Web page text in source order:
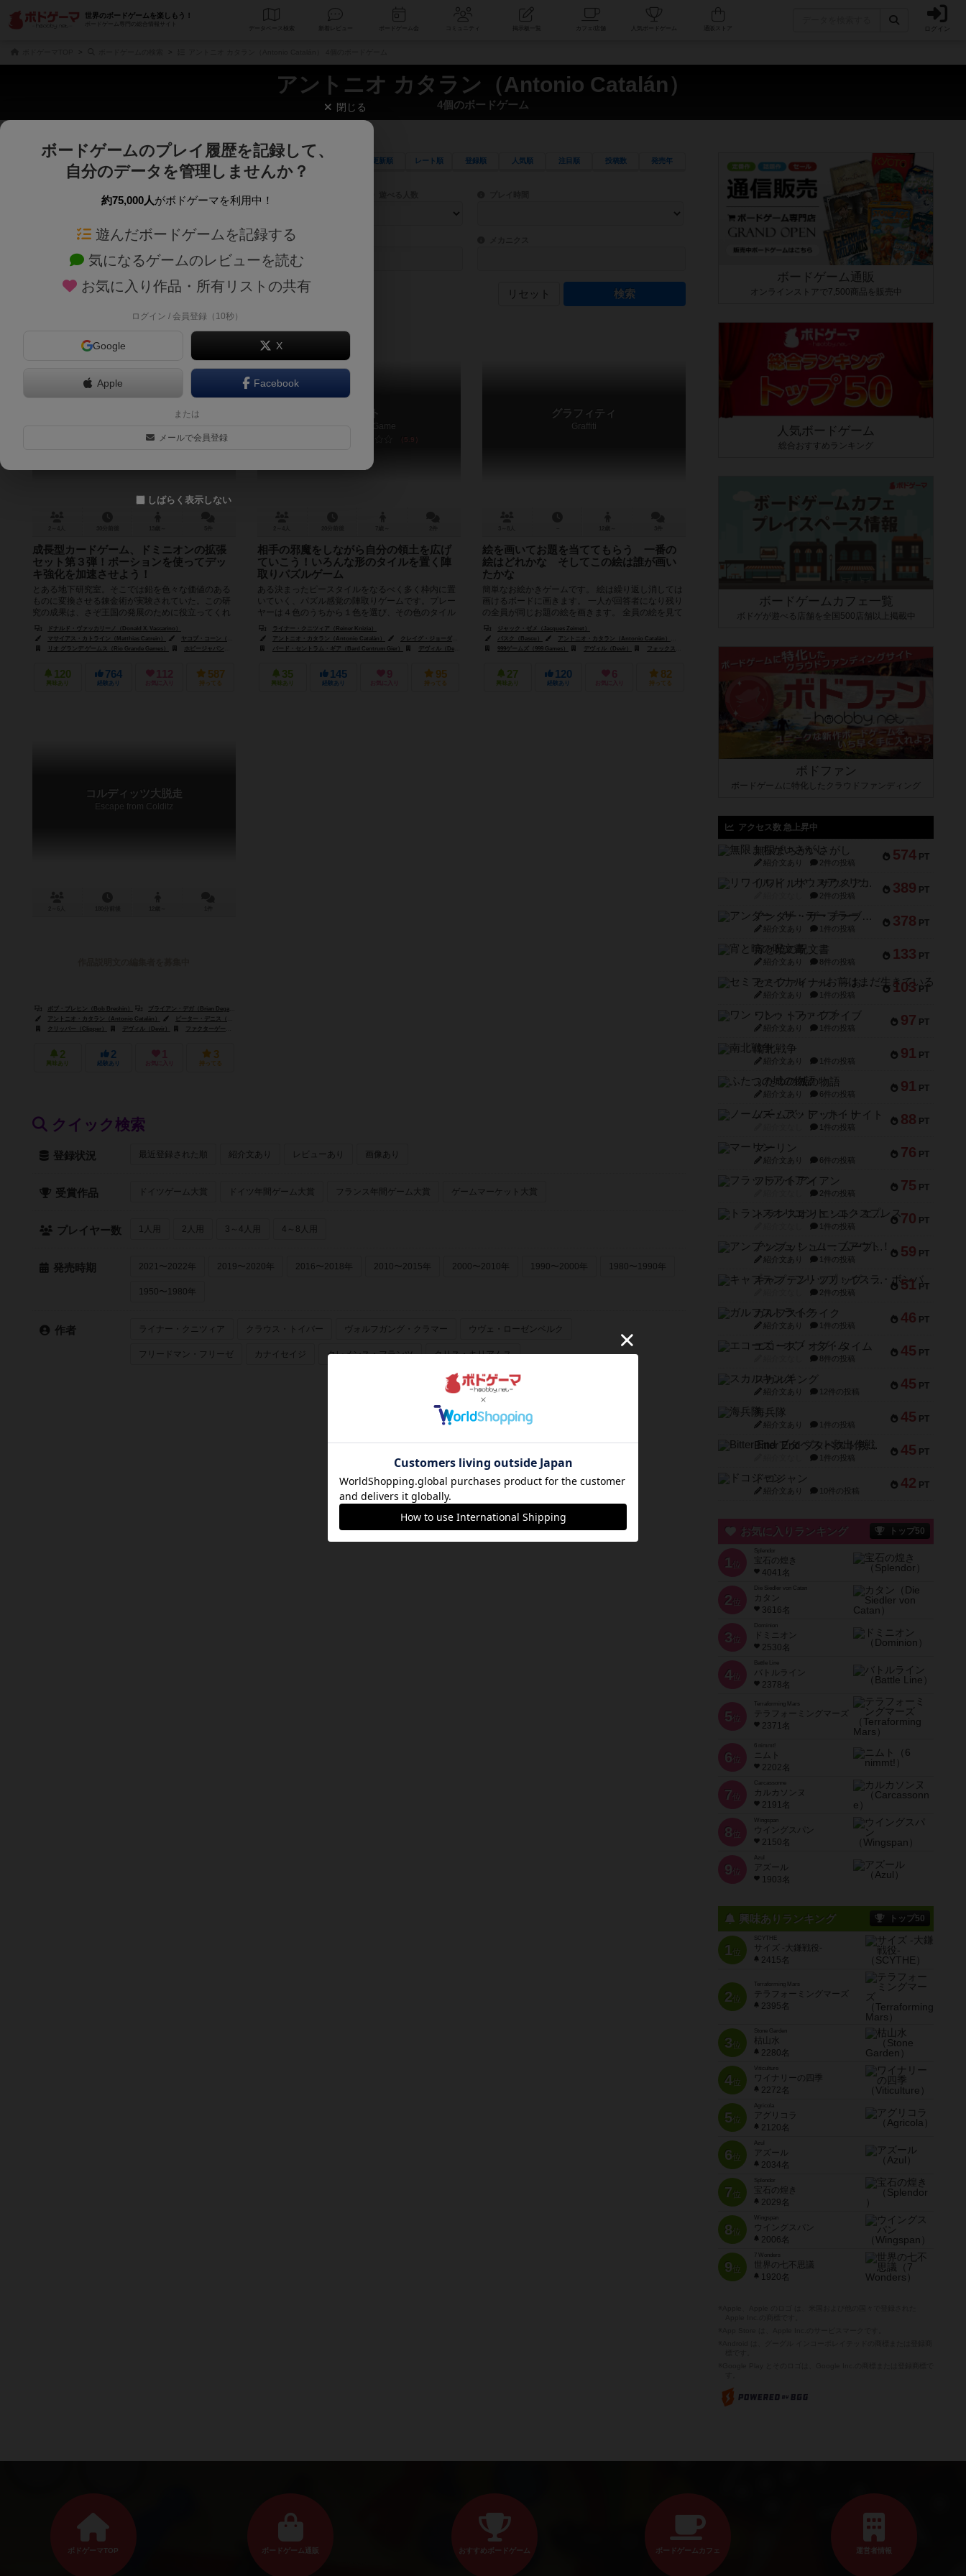
世界のボードゲームを楽しもう！
ボードゲーム専門の総合情報サイト
データベース コミュニティ 人気ボードゲーム ログイン
アントニオ カタラン（Antonio Catalán）
4個のボードゲーム
じっくり表示 更新順 レート順 登録順 人気順 注目順 投稿数 発売年
商品名、商品説明文、デザイナー名、テーマ名、メカニクス名を対象にフリーワード検索ができます。
ゲームデザイナー名を指定して検索できます。
ゲームデザイナー 目安となる所要時間を指定することができます。マニュアルを読む時間や参加者へのルール説明時間は含まれていないため、初めて
対象年齢を指定します。 世界観や登場人物などモチーフ・ストーリーを指定することができます。直感的にゲームシステムを理解できるよう、中世ファンタジー・クッキング・海賊同士の対決など、ゲームコンセプトを絞
テーマ/フレーバー ゲーム性を構成するコアシステムです。主にボードゲームに慣れている方向けの絞込機能です。例えば「ダイスロール」はランダ
リセット
ドミニオン：錬金術
6.3
成長型カードゲーム、ドミニオンの拡張
セット第３弾！ポーションを使ってデッ
キ強化を加速させよう！
とある地下研究室。そこでは鉛を色々な価値のある
ものに変換させる錬金術が実験されていた。この研
究の成果は、さぞ王国の発展のために役立ってくれ
ることでしょう。 このボードゲーム...
ドナルド・ヴァッカリーノ（Donald X. Vaccarino）
マサイアス・カトライン（Matthias Catrein）
ヤコブ・コーン（Jacob Corn）
アントニオ・カタラン（Antonio Catalán）
リオ グランデ ゲームス（Rio Grande Games）
ホビージャパン（Hobby Japan）
120
興味あり
764
経験あり
112
お気に入り
587
持ってる
カリスト
Callisto: The Game
5.9
相手の邪魔をしながら自分の領土を広げ
ていこう！いろんな形のタイルを置く陣
取りパズルゲーム
ある決まったピースタイルをなるべく多く枠内に置
いていく、パズル感覚の陣取りゲームです。プレー
ヤーは４色のうちから１色を選び、その色のタイル
を全て枠内におけるように考えながら遊...
ライナー・クニツィア（Reiner Knizia）
アントニオ・カタラン（Antonio Catalán）
クレイグ・ジョーダン（Craig Jordan）
ミカエラ・キーンレ（Michaela Kienle）
バード・セントラム・ギア（Bard Centrum Gier）
デヴィル（Devir） ジョーキ ウニーティ（Giochi Uniti）
35
興味あり
145
経験あり
9
お気に入り
95
持ってる
グラフィティ
Graffiti
絵を画いてお題を当ててもらう 一番の
絵はどれかな そしてこの絵は誰が画い
たかな
簡単なお絵かきゲームです。 絵は繰り返し消しては
画けるボードに画きます。 一人が回答者になり残り
の全員が同じお題の絵を画きます。 全員の絵を見て
回答者は何の絵がを当...
ジャック・ゼメ（Jacques Zeimet）
バスク（Bascu）
アントニオ・カタラン（Antonio Catalán）
999ゲームズ（999 Games）
デヴィル（Devir） フォックスゲーム/ポーランド（Foxgames (Poland)）
27
興味あり
120
経験あり
6
お気に入り
82
持ってる
コルディッツ大脱走
Escape from Colditz
ボブ・ブレヒン（Bob Brechin）
ブライアン・デガ（Brian Degas）
アントニオ・カタラン（Antonio Catalán）
ピーター・デニス（Peter Dennis）
クリッパー（Clipper）
デヴィル（Devir） ファクターゲームズ（Factor Games）
2
興味あり
2
経験あり
1
お気に入り
3
持ってる
クイック検索
登録状況 最近登録された順 紹介文あり レビューあり 画像あり
受賞作品 ドイツゲーム大賞 ドイツ年間ゲーム大賞 フランス年間ゲーム大賞 ゲームマーケット大賞
プレイヤー数 1人用 2人用 3～4人用 4～8人用
発売時期 2021〜2022年 2019〜2020年 2016〜2018年 2010〜2015年 2000〜2010年 1990〜2000年 1980〜1990年
1950〜1980年
作者 ライナー・クニツィア クラウス・トイバー ヴォルフガング・クラマー ウヴェ・ローゼンベルク
フリードマン・フリーゼ カナイセイジ クレメンス・フランツ クリス・キリアムス
ボードゲーム通販
オンラインストアで7,500商品を販売中
人気ボードゲーム
総合おすすめランキング
ボードゲームカフェ一覧
ボドゲが遊べる店舗を全国500店舗以上掲載中
ボドファン
ボードゲームに特化したクラウドファンディング
アクセス数 急上昇中
574 PT
無限まちがいさがし
紹介文あり 2件の投稿
389 PT
リワイルド：サウスアメリカ
2件の投稿
378 PT
アンダー・ザ・テーブラー
紹介文あり 1件の投稿
133 PT
宵と暁の呪文書
紹介文あり 8件の投稿
103 PT
セミファイナル ～お前はまだ生きている～
紹介文あり 1件の投稿
97 PT
ワン・トゥ・ファイブ
紹介文あり 1件の投稿
91 PT
南北戦争
紹介文あり 1件の投稿
91 PT
ふたつの城の物語
紹介文あり 6件の投稿
88 PT
ノームズ・アット・ナイト
1件の投稿
76 PT
マーリン
紹介文あり 6件の投稿
75 PT
フラットアイアン
2件の投稿
70 PT
トランスオリエント・エクスプレス
1件の投稿
59 PT
アンブッシュ！：ムーブアウト！
紹介文あり 1件の投稿
51 PT
キャプテン・フリップ：イスラ・ボンバ
2件の投稿
46 PT
ガルフストライク
紹介文あり 1件の投稿
45 PT
エコーズ・オブ・タイム
8件の投稿
45 PT
スカルキング
紹介文あり 12件の投稿
45 PT
海兵隊
紹介文あり 1件の投稿
45 PT
Bitter End ブタペスト救出作戦
1件の投稿
42 PT
ドコジャン
紹介文あり 10件の投稿
お気に入りランキング トップ50
1 位
宝石の煌き
4041名
2 位
Die Siedler von Catan
カタン
3616名
3 位
ドミニオン
2530名
4位
Battle Line
バトルライン
2378名
5 位
Terraforming Mars
テラフォーミングマーズ
2371名
6 位
ニムト
2202名
7 位
Carcassonne
カルカソンヌ
2191名
8 位
Wingspan
ウイングスパン
2150名
9 位
Azul
アズール
1903名
興味ありランキング トップ50
1位
SCYTHE
サイズ -大鎌戦役-
2415名
2位
Terraforming Mars
テラフォーミングマーズ
2395名
3位
Stone Garden
枯山水
2280名
4位
Viticulture
ワイナリーの四季
2272名
5位
Agricola
アグリコラ
2120名
6位
Azul
アズール
2034名
7位
宝石の煌き
2029名
8位
Wingspan
ウイングスパン
2006名
9位
7 Wonders
世界の七不思議
1920名
閉じる
ボードゲームのプレイ履歴を記録して、
自分のデータを管理しませんか？
約75,000人がボドゲーマを利用中！
遊んだボードゲームを記録する
気になるゲームのレビューを読む
お気に入り作品・所有リストの共有
ログイン / 会員登録（10秒）
Google X
Apple Facebook
または
メールで会員登録
しばらく表示しない
ボドゲーマTOP ボードゲーム通販 おすすめボードゲーム ボードゲームカフェ 運営者情報